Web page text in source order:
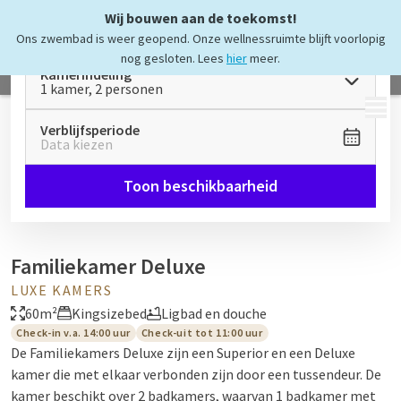
Wij bouwen aan de toekomst!
Ons zwembad is weer geopend. Onze wellnessruimte blijft voorlopig
nog gesloten. Lees hiermeer.
MENU
Kamerindeling
1 kamer, 2 personen
Verblijfsperiode
Data kiezen
Toon beschikbaarheid
Familiekamer Deluxe
LUXE KAMERS
60m²
Kingsizebed Ligbad en douche
Check-in v.a. 14:00 uur Check-uit tot 11:00 uur
De Familiekamers Deluxe zijn een Superior en een Deluxe
kamer die met elkaar verbonden zijn door een tussendeur. De
kamer beschikt over 2 badkamers, waarvan 1 badkamer met